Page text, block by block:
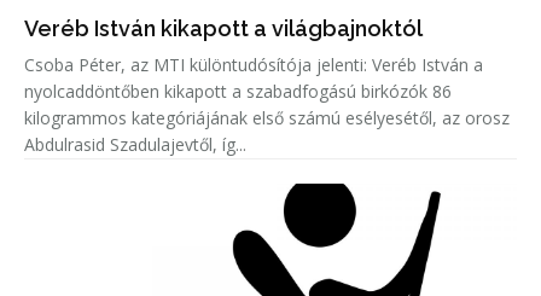
Veréb István kikapott a világbajnoktól
Csoba Péter, az MTI különtudósítója jelenti: Veréb István a
nyolcaddöntőben kikapott a szabadfogású birkózók 86
kilogrammos kategóriájának első számú esélyesétől, az orosz
Abdulrasid Szadulajevtől, íg...